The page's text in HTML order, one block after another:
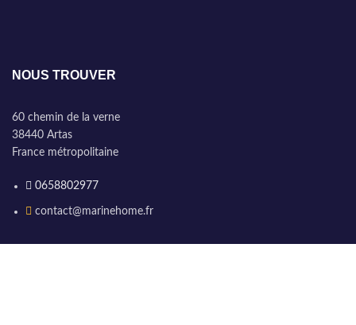
NOUS TROUVER
60 chemin de la verne
38440 Artas
France métropolitaine
0658802977
contact@marinehome.fr